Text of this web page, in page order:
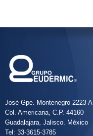
José Gpe. Montenegro 2223-A
Col. Americana, C.P. 44160
Guadalajara, Jalisco. México
Tel: 33-3615-3785